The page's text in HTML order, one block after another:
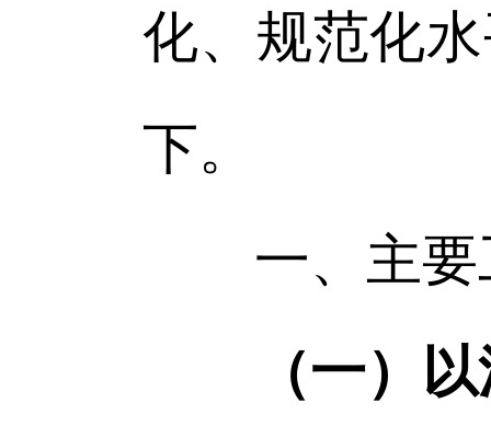
化、规范化
下。
一、主要
（一）